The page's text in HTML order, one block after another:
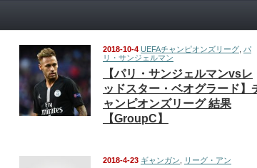
2018-10-4 UEFAチャンピオンズリーグ パ
リ・サンジェルマン
【パリ・サンジェルマンvsレ
ッドスター・ベオグラード】
ャンピオンズリーグ 結果
【GroupC】
2018-4-23 ギャンガン リーグ・アン